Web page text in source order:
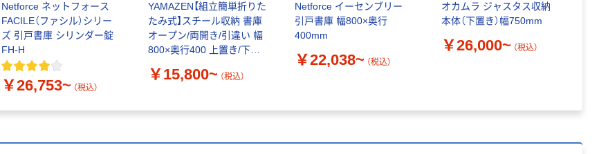
Netforce ネットフォース
FACILE（ファシル）シリー
ズ 引戸書庫 シリンダー錠
FH-H
￥26,753~ （税込）
YAMAZEN【組立簡単折りた
たみ式】スチール収納 書庫
オープン/両開き/引違い 幅
800×奥行400 上置き/下置
￥15,800~ （税込）
Netforce イーセンブリー
引戸書庫 幅800×奥行
400mm
￥22,038~ （税込）
オカムラ ジャスタス収納
本体（下置き）幅750mm
￥26,000~ （税込）